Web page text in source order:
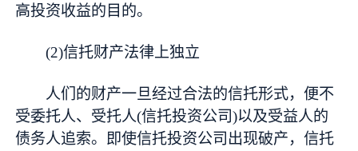
高投资收益的目的。
(2)信托财产法律上独立
人们的财产一旦经过合法的信托形式，便不
受委托人、受托人(信托投资公司)以及受益人的
债务人追索。即使信托投资公司出现破产，信托